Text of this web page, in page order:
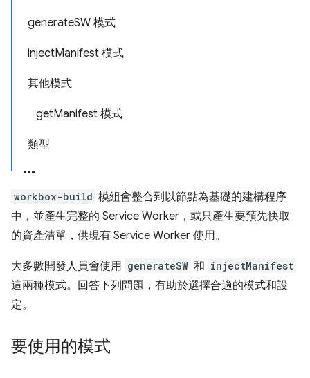
generateSW 模式
injectManifest 模式
其他模式
getManifest 模式
類型
workbox-build 模組會整合到以節點為基礎的建構程序
中，並產生完整的 Service Worker，或只產生要預先快取
的資產清單，供現有 Service Worker 使用。
大多數開發人員會使用 generateSW 和 injectManifest
這兩種模式。回答下列問題，有助於選擇合適的模式和設
定。
要使用的模式